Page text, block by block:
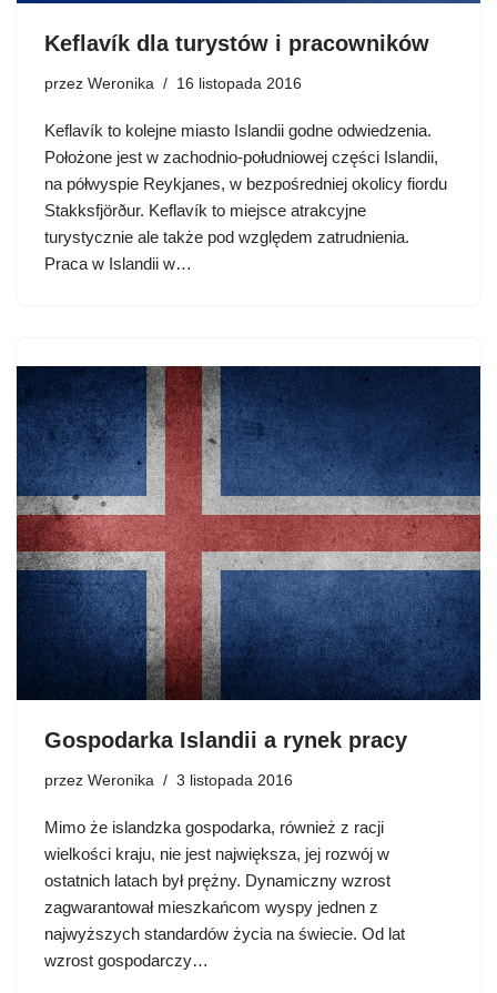
Keflavík dla turystów i pracowników
przez Weronika 16 listopada 2016
Keflavík to kolejne miasto Islandii godne odwiedzenia.
Położone jest w zachodnio-południowej części Islandii,
na półwyspie Reykjanes, w bezpośredniej okolicy fiordu
Stakksfjörður. Keflavík to miejsce atrakcyjne
turystycznie ale także pod względem zatrudnienia.
Praca w Islandii w…
Gospodarka Islandii a rynek pracy
przez Weronika 3 listopada 2016
Mimo że islandzka gospodarka, również z racji
wielkości kraju, nie jest największa, jej rozwój w
ostatnich latach był prężny. Dynamiczny wzrost
zagwarantował mieszkańcom wyspy jednen z
najwyższych standardów życia na świecie. Od lat
wzrost gospodarczy…